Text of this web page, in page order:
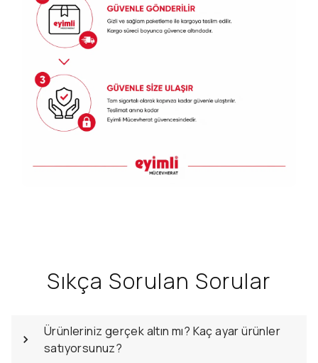
Sıkça Sorulan Sorular
Ürünleriniz gerçek altın mı? Kaç ayar ürünler
satıyorsunuz?